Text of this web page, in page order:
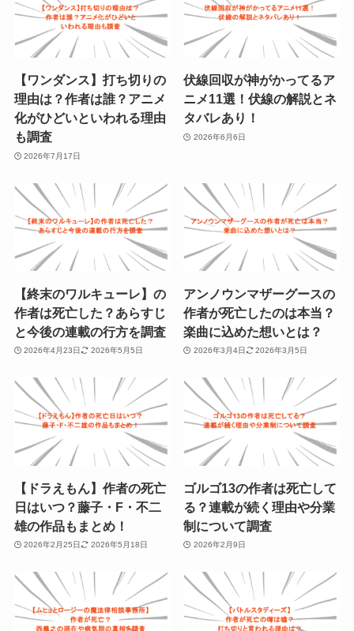
【ワンダンス】打ち切りの
理由は？作者は誰？アニメ
化がひどいといわれる理由
も調査
2026年7月17日
伏線回収が神がかってるア
ニメ11選！伏線の解説とネ
タバレあり！
2026年6月6日
【終末のワルキューレ】の
作者は死亡した？あらすじ
と今後の連載の行方を調査
2026年4月23日 2026年5月5日
アンノウンマザーグースの
作者が死亡したのは本当？
楽曲に込めた想いとは？
2026年3月4日 2026年3月5日
【ドラえもん】作者の死亡
日はいつ？藤子・F・不二
雄の作品もまとめ！
2026年2月25日 2026年5月18日
ゴルゴ13の作者は死亡して
る？連載が続く理由や分業
制について調査
2026年2月9日